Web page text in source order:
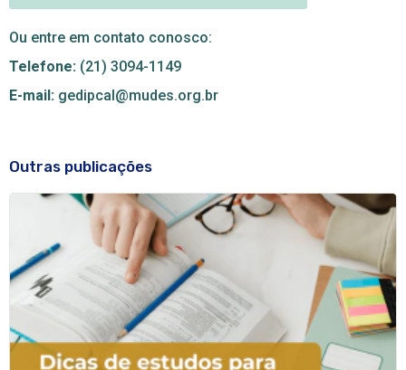
Ou entre em contato conosco:
Telefone: (21) 3094-1149
E-mail: gedipcal@mudes.org.br
Outras publicações